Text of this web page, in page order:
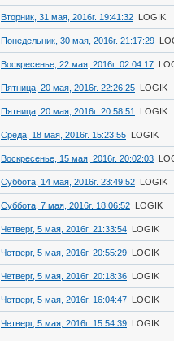
Вторник, 31 мая, 2016г. 19:41:32 LOGIK
Понедельник, 30 мая, 2016г. 21:17:29
Воскресенье, 22 мая, 2016г. 02:04:17
Пятница, 20 мая, 2016г. 22:26:25 LOGIK
Пятница, 20 мая, 2016г. 20:58:51 LOGIK
Среда, 18 мая, 2016г. 15:23:55 LOGIK
Воскресенье, 15 мая, 2016г. 20:02:03
Суббота, 14 мая, 2016г. 23:49:52 LOGIK
Суббота, 7 мая, 2016г. 18:06:52 LOGIK
Четверг, 5 мая, 2016г. 21:33:54 LOGIK
Четверг, 5 мая, 2016г. 20:55:29 LOGIK
Четверг, 5 мая, 2016г. 20:18:36 LOGIK
Четверг, 5 мая, 2016г. 16:04:47 LOGIK
Четверг, 5 мая, 2016г. 15:54:39 LOGIK